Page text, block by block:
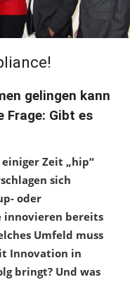
gelingen kann
Frage: Gibt es
Zeit „hip“
sich
oder
innovieren bereits
Umfeld muss
Innovation in
bringt? Und was